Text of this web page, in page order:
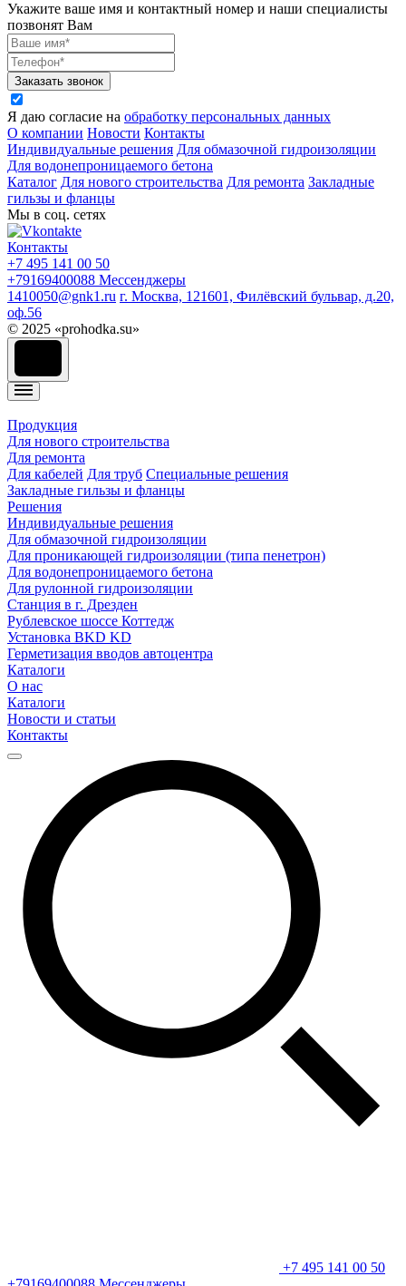
Укажите ваше имя и контактный номер и наши специалисты
позвонят Вам
Заказать звонок
Я даю согласие на обработку персональных данных
О компании Новости Контакты
Индивидуальные решения Для обмазочной гидроизоляции
Для водонепроницаемого бетона
Каталог Для нового строительства Для ремонта Закладные
гильзы и фланцы
Мы в соц. сетях
Контакты
+7 495 141 00 50
+79169400088 Мессенджеры
1410050@gnk1.ru г. Москва, 121601, Филёвский бульвар, д.20,
оф.56
© 2025 «prohodka.su»
Продукция
Для нового строительства
Для ремонта
Для кабелей Для труб Специальные решения
Закладные гильзы и фланцы
Решения
Индивидуальные решения
Для обмазочной гидроизоляции
Для проникающей гидроизоляции (типа пенетрон)
Для водонепроницаемого бетона
Для рулонной гидроизоляции
Станция в г. Дрезден
Рублевское шоссе Коттедж
Установка BKD KD
Герметизация вводов автоцентра
Каталоги
О нас
Каталоги
Новости и статьи
Контакты
+7 495 141 00 50